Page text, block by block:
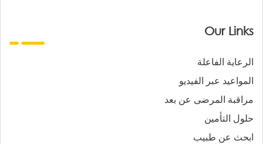
Our Links
الرعاية الفاعلة
المواعيد عبر الفيديو
مراقبة المرضى عن بعد
حلول التأمين
ابحث عن طبيب